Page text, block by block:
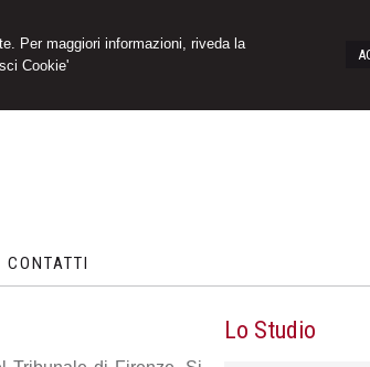
Per maggiori informazioni, riveda la
Cookie'
CONTATTI
Lo Studio